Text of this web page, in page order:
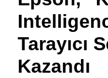
Tarayıcı
Kazandı